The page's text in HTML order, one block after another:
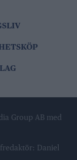
Group AB med
Daniel